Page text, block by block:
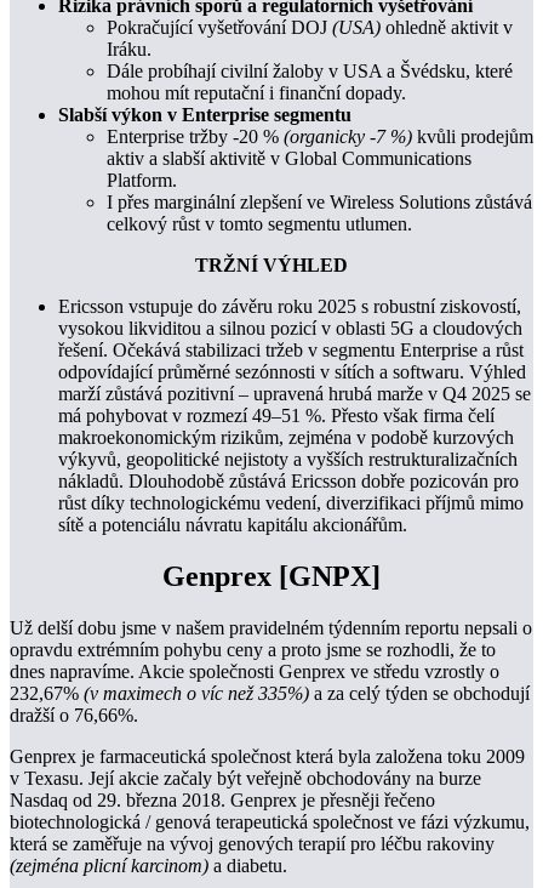
Rizika právních sporů a regulatorních vyšetřování
Pokračující vyšetřování DOJ (USA) ohledně aktivit v
Iráku.
Dále probíhají civilní žaloby v USA a Švédsku, které
mohou mít reputační i finanční dopady.
Slabší výkon v Enterprise segmentu
Enterprise tržby -20 % (organicky -7 %) kvůli prodejům
aktiv a slabší aktivitě v Global Communications
Platform.
I přes marginální zlepšení ve Wireless Solutions zůstává
celkový růst v tomto segmentu utlumen.
TRŽNÍ VÝHLED
Ericsson vstupuje do závěru roku 2025 s robustní ziskovostí,
vysokou likviditou a silnou pozicí v oblasti 5G a cloudových
řešení. Očekává stabilizaci tržeb v segmentu Enterprise a růst
odpovídající průměrné sezónnosti v sítích a softwaru. Výhled
marží zůstává pozitivní – upravená hrubá marže v Q4 2025 se
má pohybovat v rozmezí 49–51 %. Přesto však firma čelí
makroekonomickým rizikům, zejména v podobě kurzových
výkyvů, geopolitické nejistoty a vyšších restrukturalizačních
nákladů. Dlouhodobě zůstává Ericsson dobře pozicován pro
růst díky technologickému vedení, diverzifikaci příjmů mimo
sítě a potenciálu návratu kapitálu akcionářům.
Genprex [GNPX]
Už delší dobu jsme v našem pravidelném týdenním reportu nepsali o
opravdu extrémním pohybu ceny a proto jsme se rozhodli, že to
dnes napravíme. Akcie společnosti Genprex ve středu vzrostly o
232,67% (v maximech o víc než 335%) a za celý týden se obchodují
dražší o 76,66%.
Genprex je farmaceutická společnost která byla založena toku 2009
v Texasu. Její akcie začaly být veřejně obchodovány na burze
Nasdaq od 29. března 2018. Genprex je přesněji řečeno
biotechnologická / genová terapeutická společnost ve fázi výzkumu,
která se zaměřuje na vývoj genových terapií pro léčbu rakoviny
(zejména plicní karcinom) a diabetu.